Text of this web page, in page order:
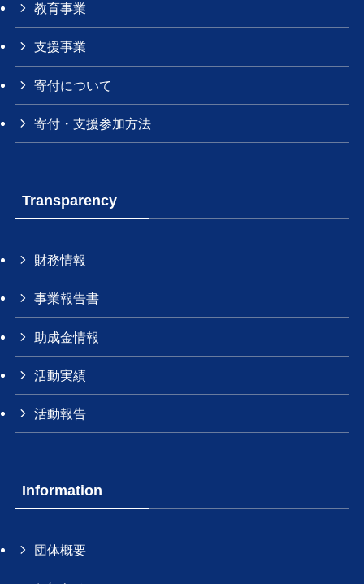
教育事業
支援事業
寄付について
寄付・支援参加方法
Transparency
財務情報
事業報告書
助成金情報
活動実績
活動報告
Information
団体概要